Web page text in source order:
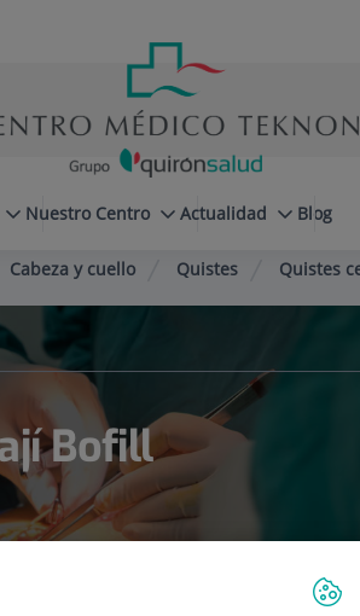
Nuestro Centro Actualidad Blog
Cabeza y cuello Quistes Quistes
Bofill